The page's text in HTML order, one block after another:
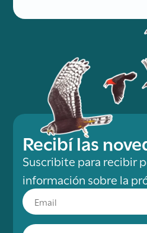
Recibí las
Suscribite para recibir
información sobre la